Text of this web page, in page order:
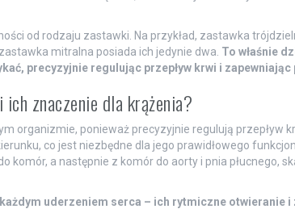
od rodzaju zastawki. Na przykład, zastawka
mitralna posiada ich jedynie dwa. To właśnie
precyzyjnie regulując przepływ krwi i
znaczenie dla krążenia?
organizmie, ponieważ precyzyjnie regulują przepływ
co jest niezbędne dla jego prawidłowego
komór, a następnie z komór do aorty i pnia płucnego,
uderzeniem serca – ich rytmiczne otwieranie i